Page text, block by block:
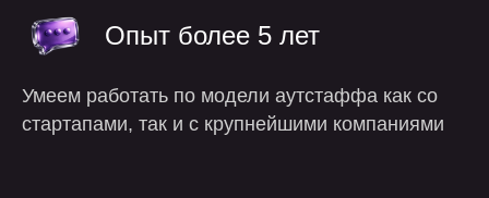
Опыт более 5 лет
Умеем работать по модели аутстаффа как со
стартапами, так и с крупнейшими компаниями